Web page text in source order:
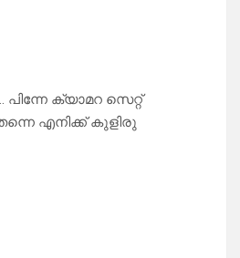
ക്യാമറ സെറ്റ്
എനിക്ക് കുളിരു